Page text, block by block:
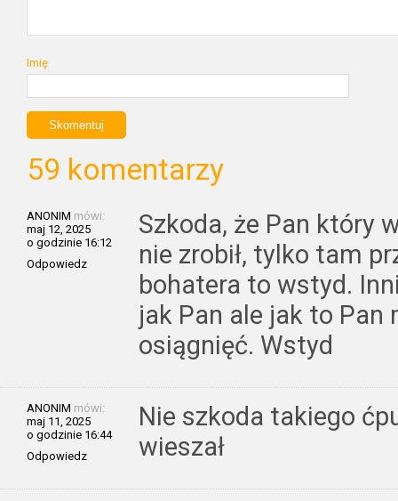
Imię
59 komentarzy
ANONIM mówi:
maj 12, 2025
o godzinie 16:12
Odpowiedz
Szkoda, że Pan który
nie zrobił, tylko tam
bohatera to wstyd.
jak Pan ale jak to Pan
osiągnięć. Wstyd
ANONIM mówi:
maj 11, 2025
o godzinie 16:44
Odpowiedz
Nie szkoda takiego
wieszał